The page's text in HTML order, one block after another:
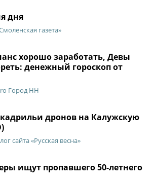
дня
газета»
хорошо заработать, Девы
денежный гороскоп от
Город НН
дронов на Калужскую
сайта «Русская весна»
ищут пропавшего 50-летнего